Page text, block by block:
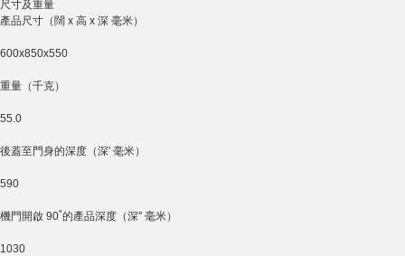
尺寸及重量
產品尺寸（闊 x 高 x 深 毫米）
600x850x550
重量（千克）
55.0
後蓋至門身的深度（深' 毫米）
590
機門開啟 90˚的產品深度（深'' 毫米）
1030